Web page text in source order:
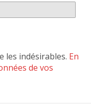
les indésirables. En
de vos